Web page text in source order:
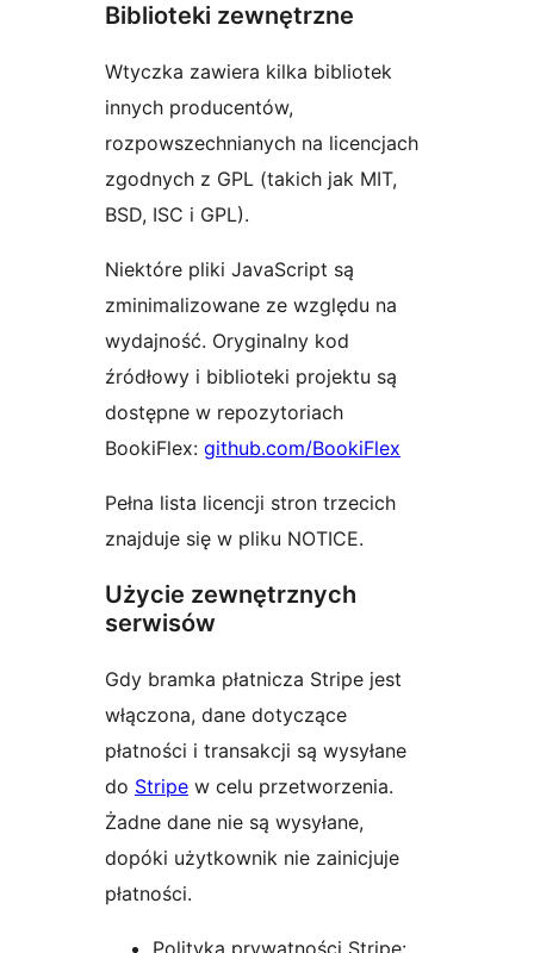
Biblioteki zewnętrzne
Wtyczka zawiera kilka bibliotek
innych producentów,
rozpowszechnianych na licencjach
zgodnych z GPL (takich jak MIT,
BSD, ISC i GPL).
Niektóre pliki JavaScript są
zminimalizowane ze względu na
wydajność. Oryginalny kod
źródłowy i biblioteki projektu są
dostępne w repozytoriach
BookiFlex: github.com/BookiFlex
Pełna lista licencji stron trzecich
znajduje się w pliku NOTICE.
Użycie zewnętrznych
serwisów
Gdy bramka płatnicza Stripe jest
włączona, dane dotyczące
płatności i transakcji są wysyłane
do Stripe w celu przetworzenia.
Żadne dane nie są wysyłane,
dopóki użytkownik nie zainicjuje
płatności.